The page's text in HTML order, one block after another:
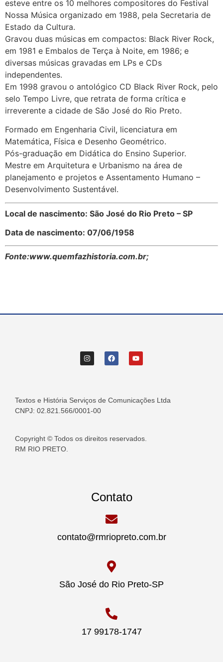
esteve entre os 10 melhores compositores do Festival
Nossa Música organizado em 1988, pela Secretaria de
Estado da Cultura.
Gravou duas músicas em compactos: Black River Rock,
em 1981 e Embalos de Terça à Noite, em 1986; e
diversas músicas gravadas em LPs e CDs
independentes.
Em 1998 gravou o antológico CD Black River Rock, pelo
selo Tempo Livre, que retrata de forma crítica e
irreverente a cidade de São José do Rio Preto.
Formado em Engenharia Civil, licenciatura em
Matemática, Física e Desenho Geométrico.
Pós-graduação em Didática do Ensino Superior.
Mestre em Arquitetura e Urbanismo na área de
planejamento e projetos e Assentamento Humano –
Desenvolvimento Sustentável.
Local de nascimento: São José do Rio Preto – SP
Data de nascimento: 07/06/1958
Fonte:www.quemfazhistoria.com.br;
Textos e História Serviços de Comunicações Ltda
CNPJ: 02.821.566/0001-00
Copyright © Todos os direitos reservados.
RM RIO PRETO.
Contato
contato@rmriopreto.com.br
São José do Rio Preto-SP
17 99178-1747